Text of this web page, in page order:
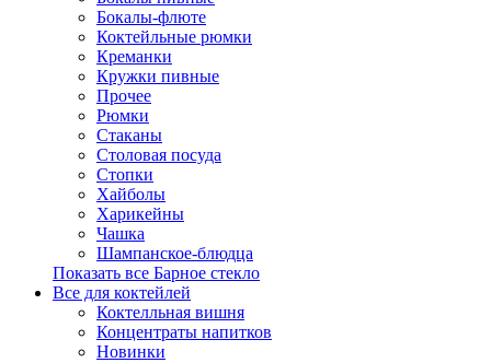
Бокалы-флюте
Коктейльные рюмки
Креманки
Кружки пивные
Прочее
Рюмки
Стаканы
Столовая посуда
Стопки
Хайболы
Харикейны
Чашка
Шампанское-блюдца
Показать все Барное стекло
Все для коктейлей
Коктелльная вишня
Концентраты напитков
Новинки